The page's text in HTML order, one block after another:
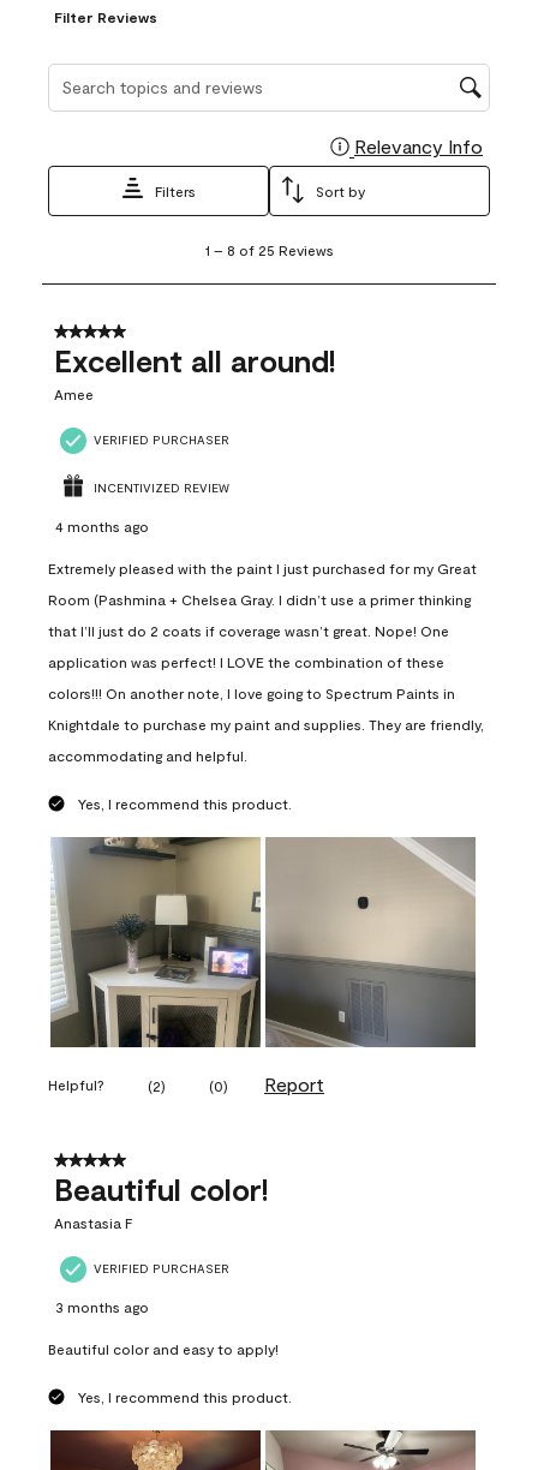
Filter Reviews
Relevancy Info
Filters Sort by
8
25
Reviews
1 – 8 of 25 Reviews
5 out of 5 stars.
Excellent all around!
Amee
VERIFIED PURCHASER
INCENTIVIZED REVIEW
4 months ago
Extremely pleased with the paint I just purchased for my Great
Room (Pashmina + Chelsea Gray. I didn’t use a primer thinking
that I’ll just do 2 coats if coverage wasn’t great. Nope! One
application was perfect! I LOVE the combination of these
colors!!! On another note, I love going to Spectrum Paints in
Knightdale to purchase my paint and supplies. They are friendly,
accommodating and helpful.
Yes, I recommend this product.
Helpful? (2) (0) Report
5 out of 5 stars.
Beautiful color!
Anastasia F
VERIFIED PURCHASER
3 months ago
Beautiful color and easy to apply!
Yes, I recommend this product.